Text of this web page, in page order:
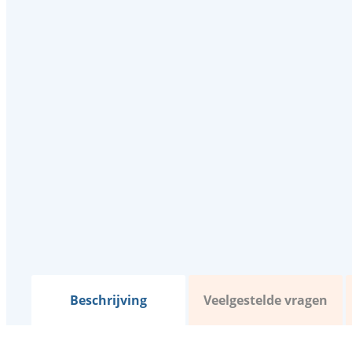
Beschrijving Veelgestelde vragen